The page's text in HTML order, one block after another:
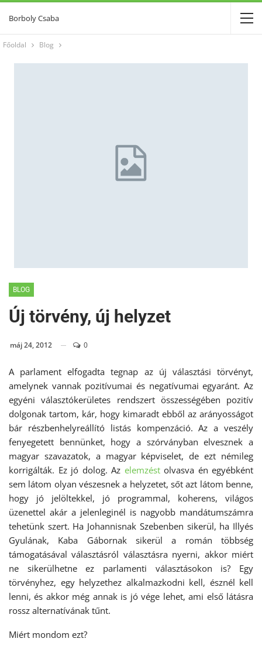
Borboly Csaba
Főoldal Blog
BLOG
Új törvény, új helyzet
máj 24, 2012 0
A parlament elfogadta tegnap az új választási törvényt,
amelynek vannak pozitívumai és negatívumai egyaránt. Az
egyéni választókerületes rendszert összességében pozitív
dolgonak tartom, kár, hogy kimaradt ebből az arányosságot
bár részbenhelyreállító listás kompenzáció. Az a veszély
fenyegetett bennünket, hogy a szórványban elvesznek a
magyar szavazatok, a magyar képviselet, de ezt némileg
korrigálták. Ez jó dolog. Az elemzéstolvasva én egyébként
sem látom olyan vészesnek a helyzetet, sőt azt látom benne,
hogy jó jelöltekkel, jó programmal, koherens, világos
üzenettel akár a jelenleginél is nagyobb mandátumszámra
tehetünk szert. Ha Johannisnak Szebenben sikerül, ha Illyés
Gyulának, Kaba Gábornak sikerül a román többség
támogatásával választásról választásra nyerni, akkor miért
ne sikerülhetne ez parlamenti választásokon is? Egy
törvényhez, egy helyzethez alkalmazkodni kell, észnél kell
lenni, és akkor még annak is jó vége lehet, ami első látásra
rossz alternatívának tűnt.
Miért mondom ezt?